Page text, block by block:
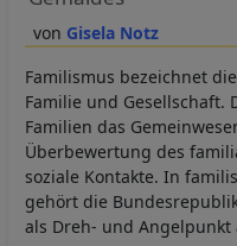
Gisela Notz
Familismus bezeichnet
Familie und Gesellschaft.
Familien das
Überbewertung des
soziale Kontakte. In
gehört die
als Dreh- und